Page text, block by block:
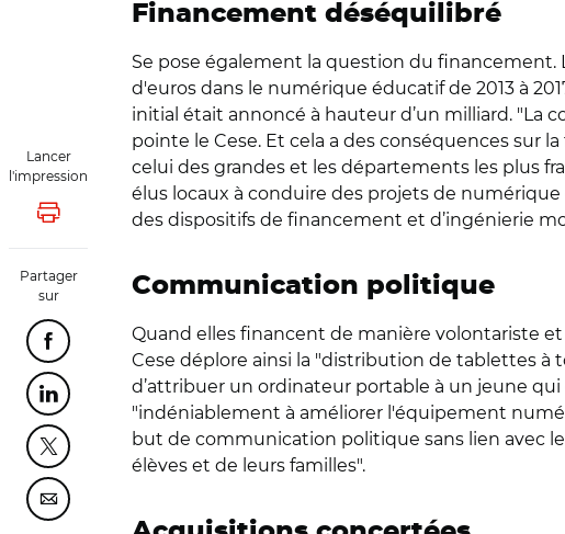
Lancer
l'impression
Lancer l'impression
Partager
sur
Partager cette page sur Facebook
Partager cette page sur Linkedin
Partager cette page sur Twitter
Partager cette page sur Courriel
Financement déséquilibré
Se pose également la question du financement.
d'euros dans le numérique éducatif de 2013 à
initial était annoncé à hauteur d’un milliard. "La
pointe le Cese. Et cela a des conséquences sur
celui des grandes et les départements les plus
élus locaux à conduire des projets de
des dispositifs de financement et d’ingénierie
Communication politique
Quand elles financent de manière volontariste
Cese déplore ainsi la "distribution de tablettes à
d’attribuer un ordinateur portable à un jeune
"indéniablement à améliorer l'équipement
but de communication politique sans lien avec
élèves et de leurs familles".